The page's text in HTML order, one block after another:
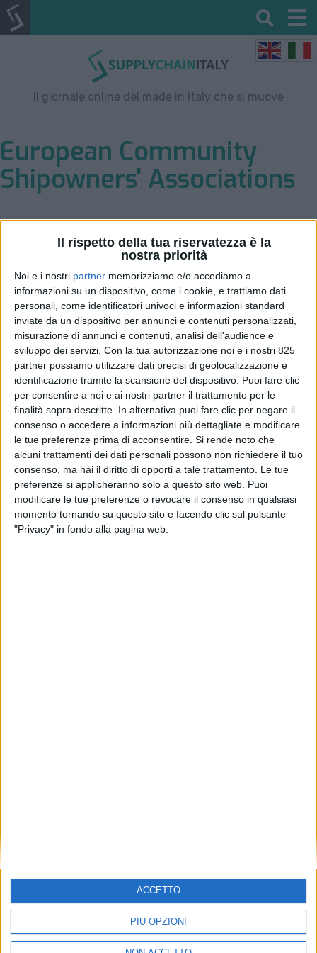
Il rispetto della tua riservatezza è la
nostra priorità
Noi e i nostri partner memorizziamo e/o accediamo a
informazioni su un dispositivo, come i cookie, e trattiamo dati
personali, come identificatori univoci e informazioni standard
inviate da un dispositivo per annunci e contenuti personalizzati,
misurazione di annunci e contenuti, analisi dell'audience e
sviluppo dei servizi. Con la tua autorizzazione noi e i nostri 825
partner possiamo utilizzare dati precisi di geolocalizzazione e
identificazione tramite la scansione del dispositivo. Puoi fare clic
per consentire a noi e ai nostri partner il trattamento per le
finalità sopra descritte. In alternativa puoi fare clic per negare il
consenso o accedere a informazioni più dettagliate e modificare
le tue preferenze prima di acconsentire. Si rende noto che
alcuni trattamenti dei dati personali possono non richiedere il tuo
consenso, ma hai il diritto di opporti a tale trattamento. Le tue
preferenze si applicheranno solo a questo sito web. Puoi
modificare le tue preferenze o revocare il consenso in qualsiasi
momento tornando su questo sito e facendo clic sul pulsante
"Privacy" in fondo alla pagina web.
PIÙ OPZIONI
ACCETTO
Il giornale online del made in Italy che si muove
European Community
Shipowners' Associations
Caricatori e vettori container
riuniti per fronteggiare la
LE ALTRE NEWS 16 DICEMBRE 2021